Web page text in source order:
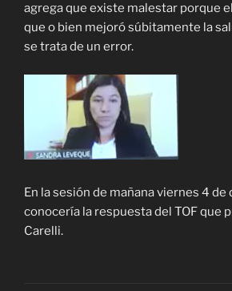
agrega que existe malestar porque
que o bien mejoró súbitamente la
se trata de un error.
En la sesión de mañana viernes 4
conocería la respuesta del TOF que
Carelli.